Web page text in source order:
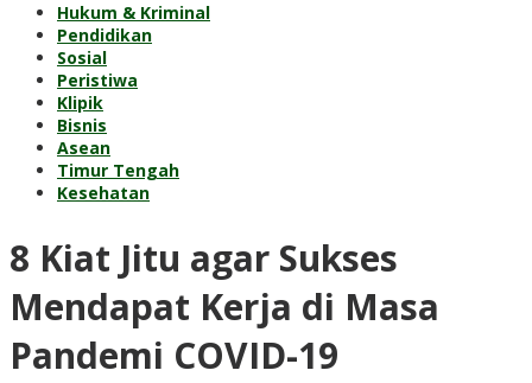
Hukum & Kriminal
Pendidikan
Sosial
Peristiwa
Klipik
Bisnis
Asean
Timur Tengah
Kesehatan
8 Kiat Jitu agar Sukses
Mendapat Kerja di Masa
Pandemi COVID-19